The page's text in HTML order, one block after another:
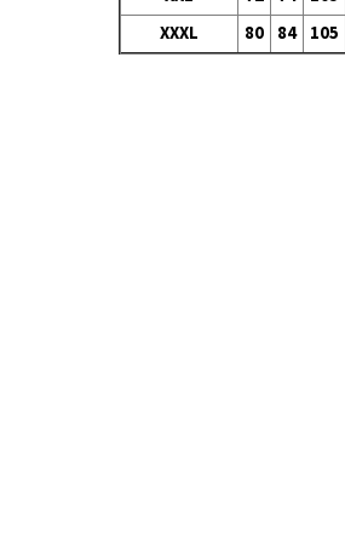
XXXL
80 84 105